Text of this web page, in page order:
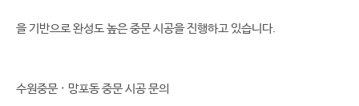
을 기반으로 완성도 높은 중문 시공을 진행하고 있습니다.
수원중문 · 망포동 중문 시공 문의